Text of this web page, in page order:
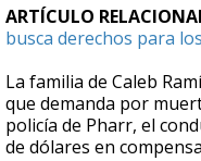
ARTÍCULO
busca derechos para
La familia de Caleb
que demanda por
policía de Pharr, el
de dólares en